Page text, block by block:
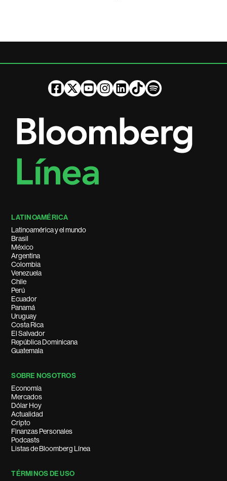
LATINOAMÉRICA
Latinoamérica y el mundo
Brasil
México
Argentina
Colombia
Venezuela
Chile
Perú
Ecuador
Panamá
Uruguay
Costa Rica
El Salvador
República Dominicana
Guatemala
SOBRE NOSOTROS
Economía
Mercados
Dólar Hoy
Actualidad
Cripto
Finanzas Personales
Podcasts
Listas de Bloomberg Línea
TÉRMINOS DE USO